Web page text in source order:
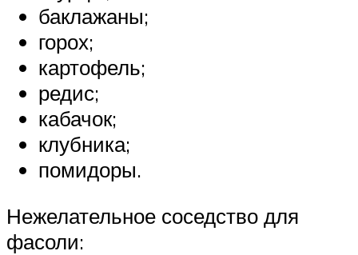
баклажаны;
горох;
картофель;
редис;
кабачок;
клубника;
помидоры.
Нежелательное соседство для
фасоли: